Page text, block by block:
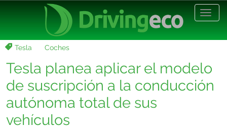
Tesla Coches
Tesla planea aplicar el modelo
de suscripción a la conducción
autónoma total de sus
vehículos